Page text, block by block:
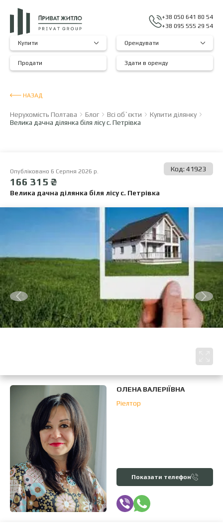
+38 050 641 80 54
+38 095 555 29 54
Купити Орендувати
Продати Здати в оренду
НАЗАД
Нерухомість Полтава Блог Всі об`єкти
Купити ділянку
Велика дачна ділянка біля лісу с. Петрівка
Опубліковано 6 Серпня 2026 р. Код: 41923
166 315 ₴
Велика дачна ділянка біля лісу с. Петрівка
ОЛЕНА ВАЛЕРІЇВНА
Ріелтор
Показати телефон